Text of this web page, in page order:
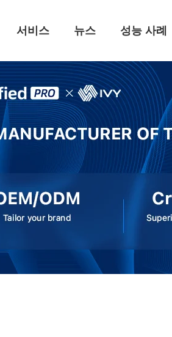
서비스 뉴스 성능 사례